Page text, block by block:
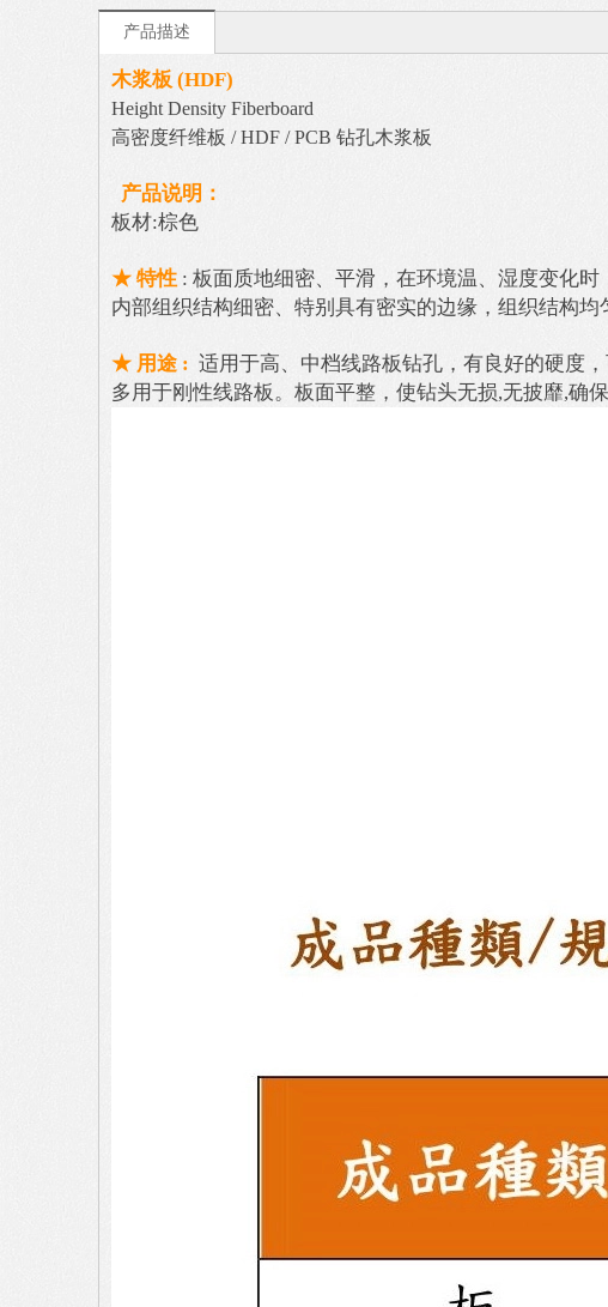
产品描述
木浆板 (HDF)
Height Density Fiberboard
高密度纤维板 / HDF / PCB 钻孔木浆板
产品说明：
板材:棕色
★ 特性 : 板面质地细密、平滑，在环境温、湿度变化时
内部组织结构细密、特别具有密实的边缘，组织结构均
★ 用途 : 适用于高、中档线路板钻孔，有良好的硬度
多用于刚性线路板。板面平整，使钻头无损,无披靡,确